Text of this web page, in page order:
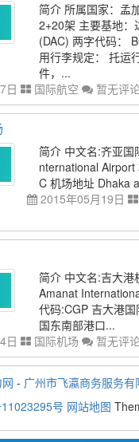
简介 所属国家：孟
2+20架 主要基地：
(DAC) 两字代码：
用行李规定： 托运
件，...
日
国际航空 暂无评
简介 中文名:齐亚
nternational Airport
C 机场地址 Dhaka
2015年05月19日
简介 中文名:吉大港
Amanat
代码:CGP 吉大港
国东南部港口...
日
国际机场 暂无评
- 广州市飞瀛商务服务有
号 网站地图